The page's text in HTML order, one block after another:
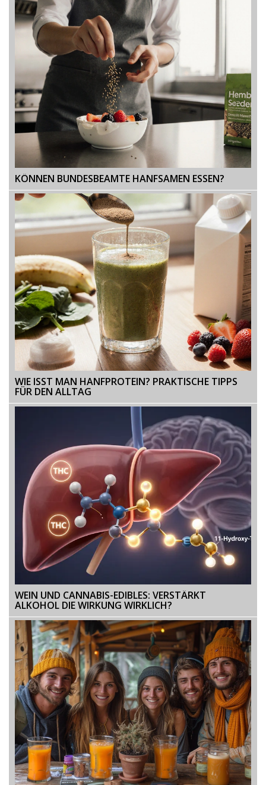
KÖNNEN BUNDESBEAMTE HANFSAMEN ESSEN?
WIE ISST MAN HANFPROTEIN? PRAKTISCHE TIPPS
FÜR DEN ALLTAG
WEIN UND CANNABIS-EDIBLES: VERSTÄRKT
ALKOHOL DIE WIRKUNG WIRKLICH?